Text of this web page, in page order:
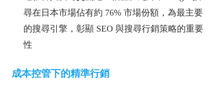
尋在日本市場佔有約 76% 市場份額，為最主要
的搜尋引擎，彰顯 SEO 與搜尋行銷策略的重要
性
成本控管下的精準行銷